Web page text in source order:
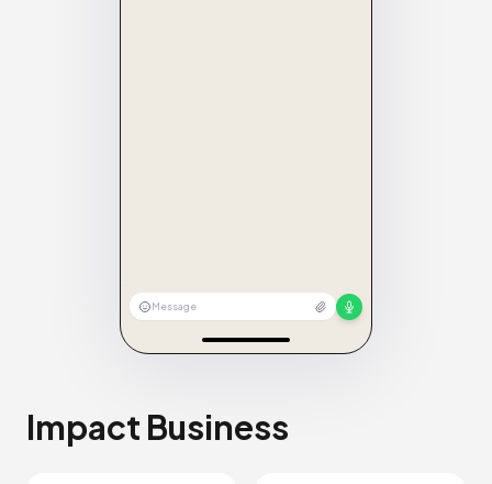
Message
Impact Business